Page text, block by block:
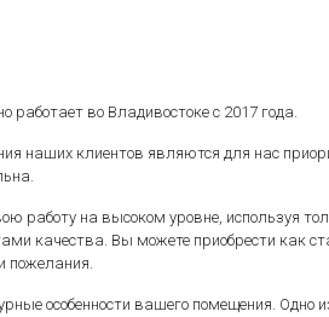
работает во Владивостоке с 2017 года.
наших клиентов являются для нас
работу на высоком уровне, используя
качества. Вы можете приобрести как
пожелания.
особенности вашего помещения. Одно